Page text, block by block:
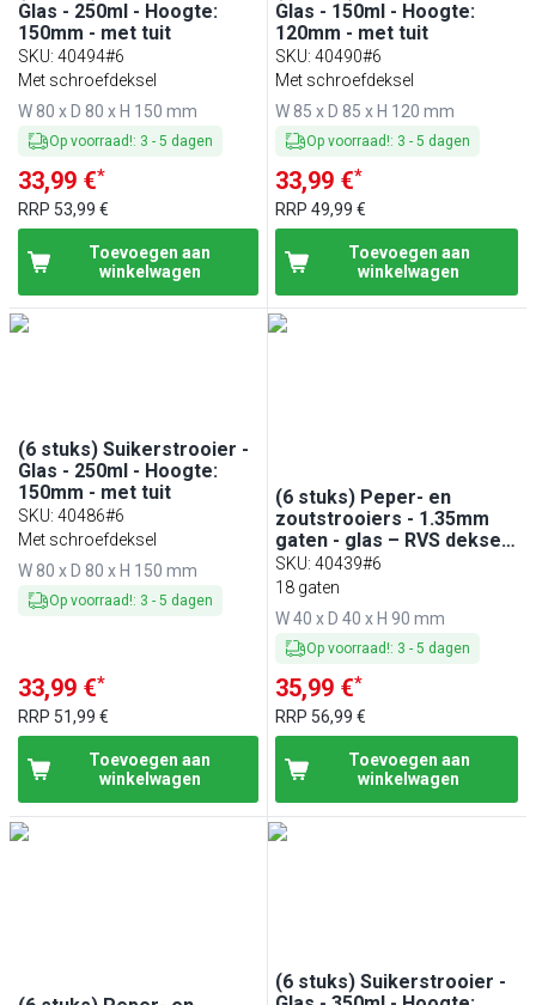
Glas - 250ml - Hoogte:
150mm - met tuit
SKU: 40494#6
Met schroefdeksel
W 80 x D 80 x H 150 mm
Op voorraad!: 3 - 5 dagen
33,99 €*
RRP 53,99 €
Toevoegen aan
winkelwagen
Glas - 150ml - Hoogte:
120mm - met tuit
SKU:40490#6
Met schroefdeksel
W 85 x D 85 x H 120 mm
Op voorraad!: 3 -5 dagen
33,99 €*
RRP49,99 €
Toevoegen aan
winkelwagen
(6 stuks) Suikerstrooier -
Glas - 250ml - Hoogte:
150mm - met tuit
SKU: 40486#6
Met schroefdeksel
W 80 x D 80 x H 150 mm
Op voorraad!: 3 - 5 dagen
33,99 €*
RRP 51,99 €
Toevoegen aan
winkelwagen
(6 stuks) Peper- en
zoutstrooiers - 1.35mm
gaten - glas – RVS deksel
- Hoogte: 90mm
SKU:40439#6
18 gaten
W 40 x D 40 x H 90 mm
Op voorraad!: 3 -5 dagen
35,99 €*
RRP 56,99 €
Toevoegen aan
winkelwagen
(6 stuks) Suikerstrooier -